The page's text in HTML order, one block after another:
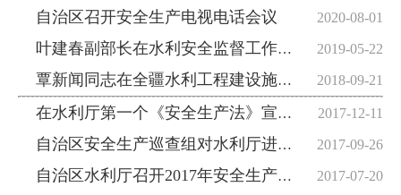
2020-08-01
自治区召开安全生产电视电话会议
2019-05-22
叶建春副部长在水利安全监督工作会议上的讲话
2018-09-21
覃新闻同志在全疆水利工程建设施工安全专项治理专题会议上的讲话
2017-12-11
在水利厅第一个《安全生产法》宣传周暨“爱蓝天 爱健康”健步走活动启动仪式上的讲话
2017-09-26
自治区安全生产巡查组对水利厅进行安全生产巡查
2017-07-20
自治区水利厅召开2017年安全生产领导小组第3次工作会议